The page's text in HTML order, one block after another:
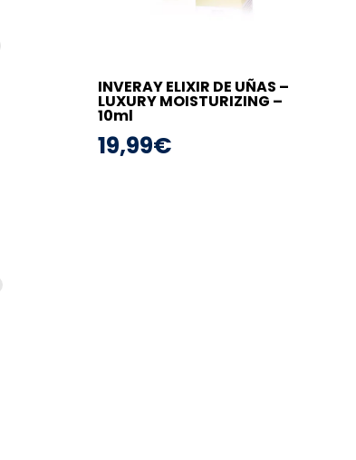
INVERAY ELIXIR DE UÑAS –
LUXURY MOISTURIZING –
10ml
19,99€